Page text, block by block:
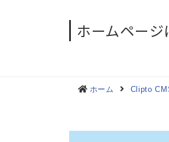
ホームページ
ホーム Clipto